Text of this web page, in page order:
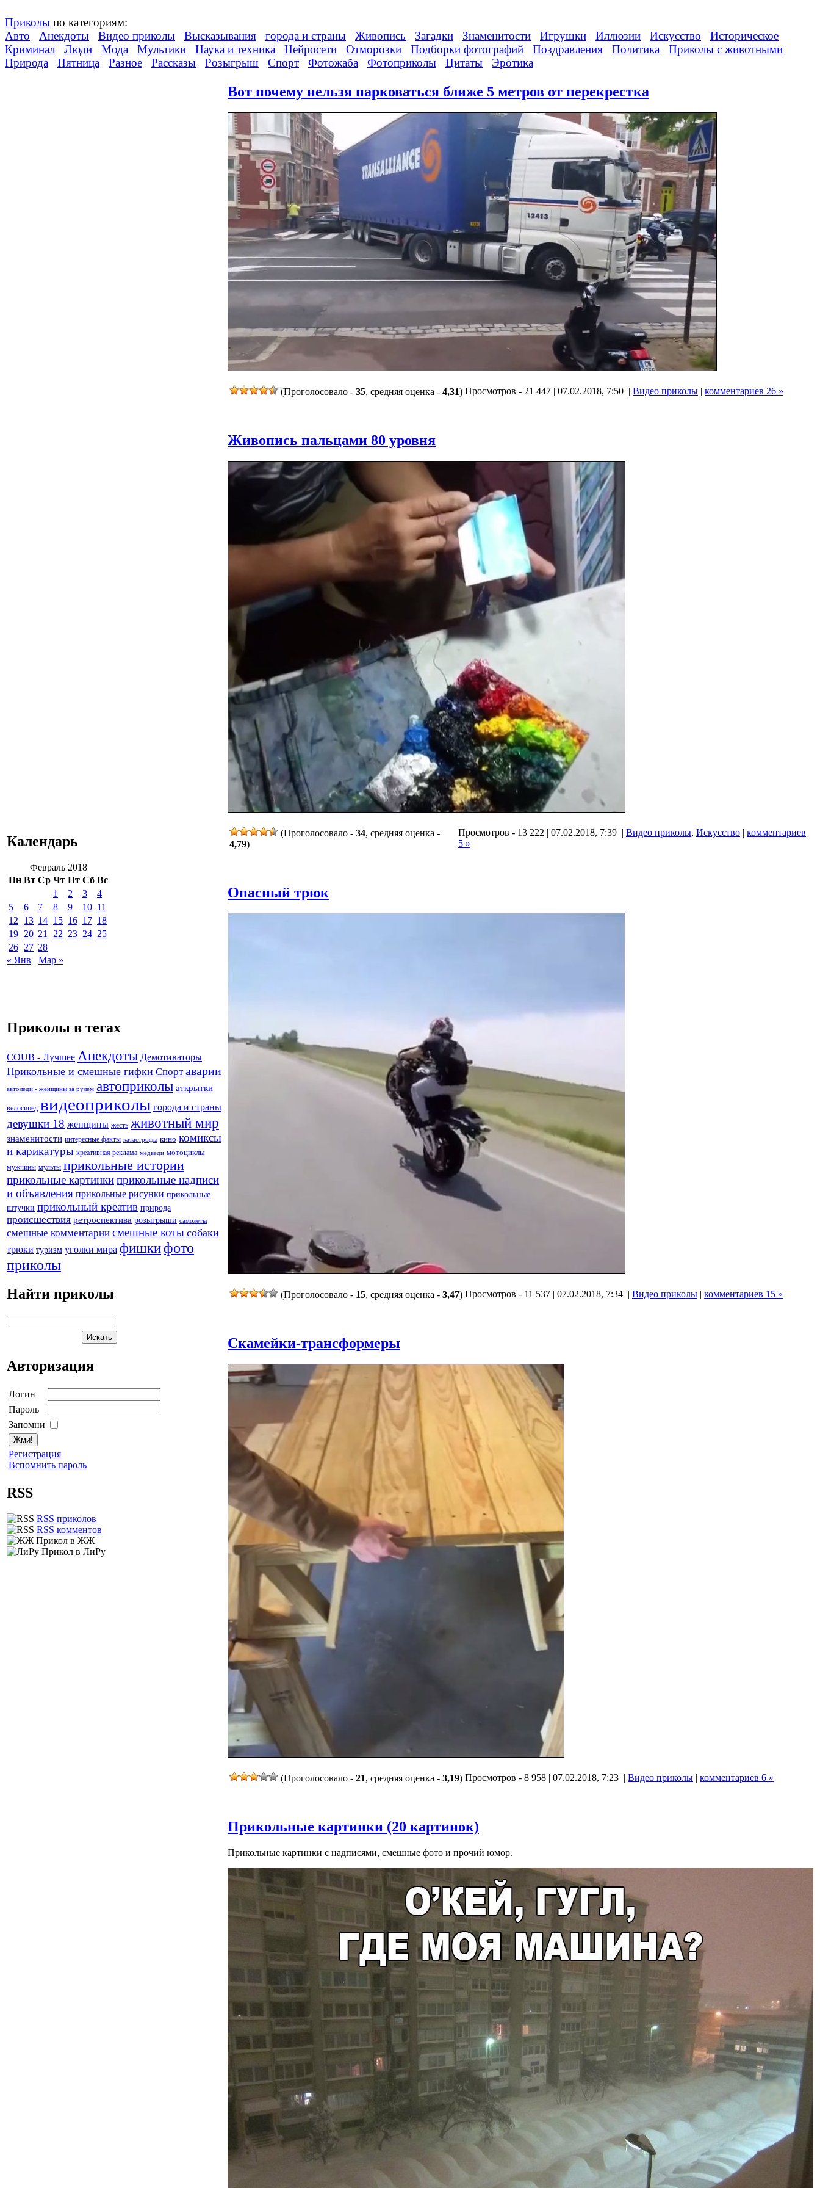
Приколы по категориям:
Авто
Анекдоты Видео приколы Высказывания города и страны Живопись Загадки Знаменитости Игрушки Иллюзии Искусство
Историческое
Криминал
Люди Мода Мультики Наука и техника Нейросети Отморозки Подборки фотографий Поздравления Политика
Приколы с животными
Природа
Пятница Разное Рассказы Розыгрыш Спорт Фотожаба Фотоприколы Цитаты Эротика
Календарь
Февраль 2018
Пн Вт Ср Чт Пт Сб Вс
1
2 3
4
5
6 7 8 9 10 11
12
13 14 15 16 17 18
19 20 21 22 23 24 25
26 27 28
« Янв
Мар »
Приколы в тегах
COUB - Лучшее Анекдоты Демотиваторы
Прикольные и смешные гифки Спорт аварии
автоледи - женщины за рулем автоприколы аткрытки
велосипед видеоприколы города и страны
девушки 18 женщины жесть животный мир
знаменитости интересные факты катастрофы кино комиксы
и карикатуры креативная реклама медведи мотоциклы
мужчины мульты прикольные истории
прикольные картинкиприкольные надписи
и объявления прикольные рисунки прикольные
штучки прикольный креатив природа
происшествия ретроспектива розыгрыши самолеты
смешные комментарии смешные коты собаки
трюки туризм уголки мира фишкифото
приколы
Найти приколы
Авторизация
Логин
Пароль
Запомни
Регистрация
Вспомнить пароль
RSS
RSS приколов
RSS комментов
Прикол в ЖЖ
Прикол в ЛиРу
Вот почему нельзя парковаться ближе 5 метров от перекрестка
(Проголосовало - 35, средняя оценка - 4,31) Просмотров - 21 447 | 07.02.2018, 7:50 | Видео приколы | комментариев 26 »
Живопись пальцами 80 уровня
(Проголосовало - 34, средняя оценка -
4,79)
Просмотров - 13 222 | 07.02.2018, 7:39 | Видео приколы, Искусство | комментариев
5 »
Опасный трюк
(Проголосовало - 15, средняя оценка - 3,47) Просмотров - 11 537 | 07.02.2018, 7:34 | Видео приколы | комментариев 15 »
Скамейки-трансформеры
(Проголосовало - 21, средняя оценка - 3,19) Просмотров - 8 958 | 07.02.2018, 7:23 | Видео приколы | комментариев 6 »
Прикольные картинки (20 картинок)
Прикольные картинки с надписями, смешные фото и прочий юмор.